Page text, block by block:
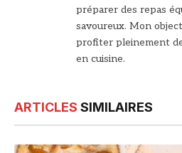
préparer des repas
savoureux. Mon
profiter pleinement
en cuisine.
ARTICLES SIMILAIRES